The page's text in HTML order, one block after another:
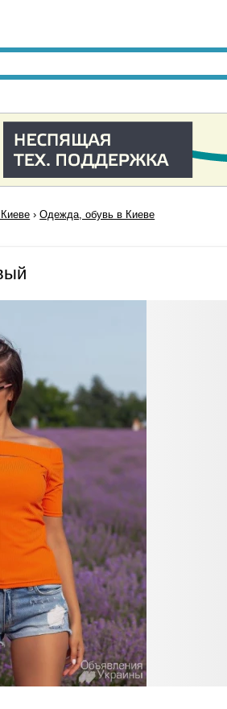
›Одежда, обувь в Киеве